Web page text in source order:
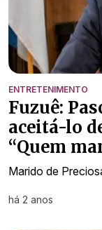
ENTRETENIMENTO
Fuzuê:
aceitá-lo
“Quem
Marido de
há 2 anos